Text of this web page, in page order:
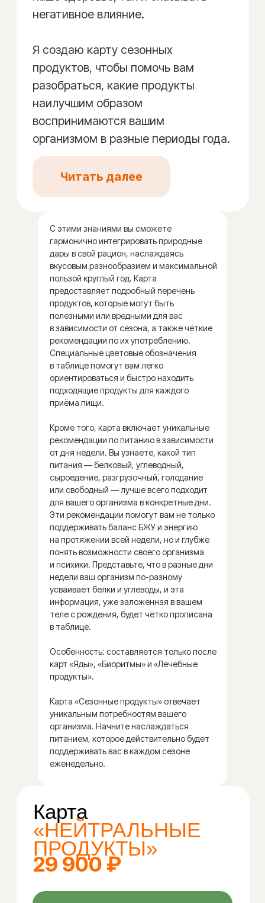
С этими знаниями вы сможете
гармонично интегрировать природные
дары в свой рацион, наслаждаясь
вкусовым разнообразием и максимальной
пользой круглый год. Карта
предоставляет подробный перечень
продуктов, которые могут быть
полезными или вредными для вас
в зависимости от сезона, а также чёткие
рекомендации по их употреблению.
Специальные цветовые обозначения
в таблице помогут вам легко
ориентироваться и быстро находить
подходящие продукты для каждого
приёма пищи.
Кроме того, карта включает уникальные
рекомендации по питанию в зависимости
от дня недели. Вы узнаете, какой тип
питания — белковый, углеводный,
сыроедение, разгрузочный, голодание
или свободный — лучше всего подходит
для вашего организма в конкретные дни.
Эти рекомендации помогут вам не только
поддерживать баланс БЖУ и энергию
на протяжении всей недели, но и глубже
понять возможности своего организма
и психики. Представьте, что в разные дни
недели ваш организм по-разному
усваивает белки и углеводы, и эта
информация, уже заложенная в вашем
теле с рождения, будет чётко прописана
в таблице.
Особенность: составляется только после
карт «Яды», «Биоритмы» и «Лечебные
продукты».
Карта «Сезонные продукты» отвечает
уникальным потребностям вашего
организма. Начните наслаждаться
питанием, которое действительно будет
поддерживать вас в каждом сезоне
еженедельно.
этапы программы осознанного
из персонализированного списка
карты способен нейтрализовать
действие десятков ядовитых для вас
продуктов.
Читать далее
Программа питания
«НЕДЕЛЬКА»
и абсолютному здоровью
Программа питания «Неделька» — это
всесторонний и персонализированный
план, разработанный для поддержки
вашего здоровья и благополучия
включает пять ключевых карт, каждая
ЗАКАЗАТЬ КАРТУ
99 900 ₽
Достигайте новых высот
с пониманием и принятием
индивидуальности своего
организма